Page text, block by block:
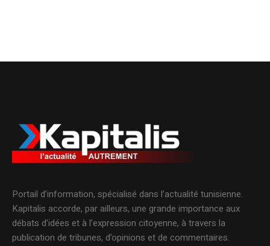
Portail d’information, spécialisé dans l’actualité tunisienne.
Kapitalis accorde, par ailleurs, une grande importance aux
débats d’idées et à l’expression citoyenne, à travers la
publication de tribunes, d’opinions et de commentaires.